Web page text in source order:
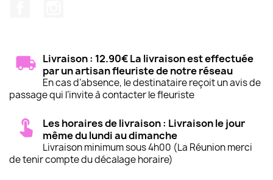
Livraison : 12.90€ La livraison est effectuée
par un artisan fleuriste de notre réseau
En cas d’absence, le destinataire reçoit un avis de
passage qui l’invite à contacter le fleuriste
Les horaires de livraison : Livraison le jour
même du lundi au dimanche
Livraison minimum sous 4h00 (La Réunion merci
de tenir compte du décalage horaire)